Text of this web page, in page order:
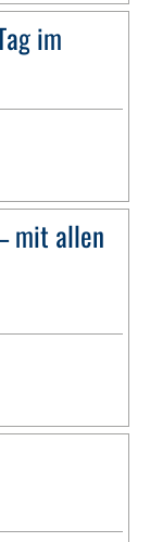
im
mit allen